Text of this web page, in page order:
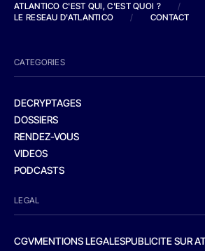
ATLANTICO C'EST QUI, C'EST QUOI ?
/
LE RESEAU D'ATLANTICO
/ CONTACT
CATEGORIES
DECRYPTAGES
DOSSIERS
RENDEZ-VOUS
VIDEOS
PODCASTS
LEGAL
CGVMENTIONS LEGALESPUBLICITE SUR